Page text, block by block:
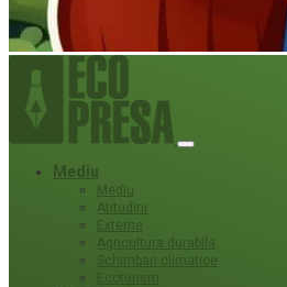
Mediu
Mediu
Atitudini
Externe
Agricultura durabila
Schimbari climatice
Ecoturism